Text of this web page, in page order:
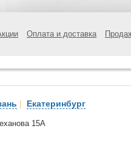
Оплата и доставка
| Екатеринбург
15А